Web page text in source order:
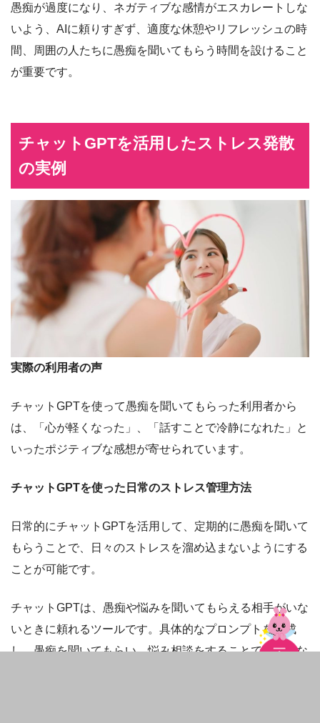
愚痴が過度になり、ネガティブな感情がエスカレートしな
いよう、AIに頼りすぎず、適度な休憩やリフレッシュの時
間、周囲の人たちに愚痴を聞いてもらう時間を設けること
が重要です。
チャットGPTを活用したストレス発散
の実例
実際の利用者の声
チャットGPTを使って愚痴を聞いてもらった利用者から
は、「心が軽くなった」、「話すことで冷静になれた」と
いったポジティブな感想が寄せられています。
チャットGPTを使った日常のストレス管理方法
日常的にチャットGPTを活用して、定期的に愚痴を聞いて
もらうことで、日々のストレスを溜め込まないようにする
ことが可能です。
チャットGPTは、愚痴や悩みを聞いてもらえる相手がいな
いときに頼れるツールです。具体的なプロンプトを作成
し、愚痴を聞いてもらい、悩み相談をすることで心理的な